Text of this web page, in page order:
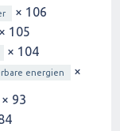
× 106
× 105
× 104
energien
×
× 93